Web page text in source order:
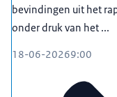
bevindingen uit het
onder druk van het ...
18-06-20269:00